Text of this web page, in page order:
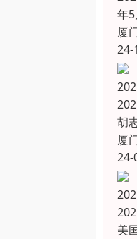
年
厦
24-
胡
厦
24-
美